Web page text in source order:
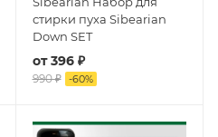
стирки пуха Sibearian
Down SET
от396 ₽
990 ₽ -60%